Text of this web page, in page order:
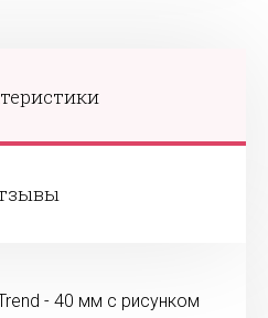
- 40 мм с рисунком